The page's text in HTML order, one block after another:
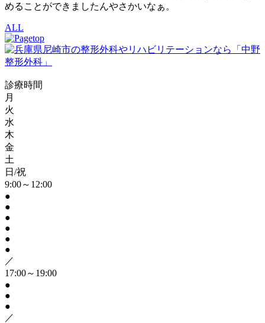
めることができましたんやさかいなぁ。
ALL
診療時間
月
火
水
木
金
土
日/祝
9:00～12:00
●
●
●
●
●
●
／
17:00～19:00
●
●
●
／